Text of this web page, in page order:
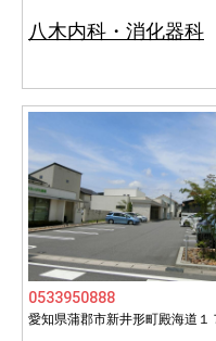
八木内科・消化器科
0533950888
愛知県蒲郡市新井形町殿海道１